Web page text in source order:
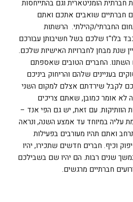
חברתית הומניטארית וגם בהתייחסות
חברתיים שואבים אתכם ואתם
החברתי/קהילתי. הרשתות
בלו"ז שלכם בשל חשיבותן עבורכם
2023 היא עדיין שנת מבחן לחברויות האישיות שלכם.
השתנו. החברים הטובים שאספתם
בעניינים שלהם והריחוק ביניכם
לקבל שירדתם אצלם למקום השני
לא אומר כמובן, שאתם צריכים
הוותיקות. עם זאת, יש גם הפי אנד –
עליה במיוחד עד אמצע השנה, ונראה
ואתם תהיו מעורבים בפעילות
וכיף. חברים חדשים שתכירו, יהיו
שנים רבות. הם יהיו שם בשבילכם
חברתיים מרגשים.